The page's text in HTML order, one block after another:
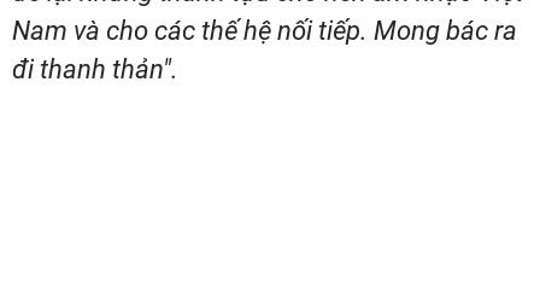
Nam và cho các thế hệ nối tiếp. Mong bác ra
đi thanh thản".